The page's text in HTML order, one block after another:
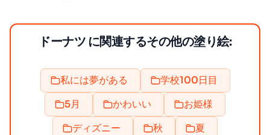
ドーナツ に関連するその他の塗り絵:
私には夢がある
学校100日目
5月
かわいい
お姫様
ディズニー
秋
夏